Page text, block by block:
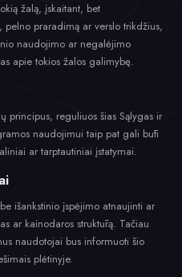
žalą, įskaitant, bet
praradimą ar verslo trikdžius,
naudojimo ar negalėjimo
apie tokios žalos galimybę.
principus, reguliuos šias Sąlygas ir
naudojimui taip pat gali būti
ar tarptautiniai įstatymai.
išankstinio įspėjimo atnaujinti ar
ar kainodaros struktūrą. Tačiau
naudotojai bus informuoti šio
plėtinyje.